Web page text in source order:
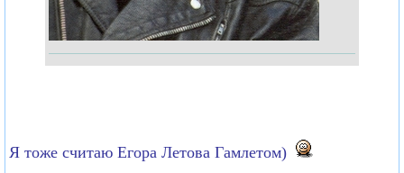
Я тоже считаю Егора Летова Гамлетом)